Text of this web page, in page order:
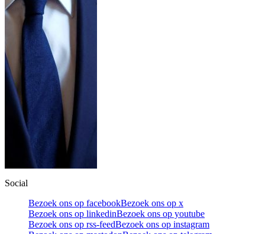
Social
Bezoek ons op facebookBezoek ons op x
Bezoek ons op linkedinBezoek ons op youtube
Bezoek ons op rss-feedBezoek ons op instagram